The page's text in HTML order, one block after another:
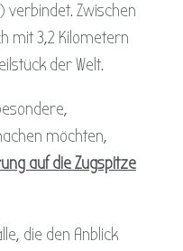
verbindet. Zwischen
mit 3,2 Kilometern
der Welt.
möchten,
auf die Zugspitze
die den Anblick